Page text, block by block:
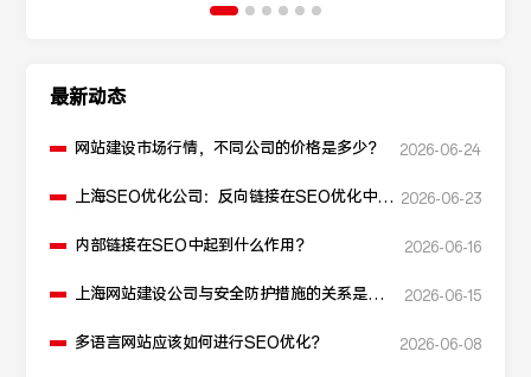
最新动态
网站建设市场行情，不同公司的价格是多少？ 2026-06-24
上海SEO优化公司：反向链接在SEO优化中起 2026-06-23
内部链接在SEO中起到什么作用？ 2026-06-16
上海网站建设公司与安全防护措施的关系是什
2026-06-15
多语言网站应该如何进行SEO优化？ 2026-06-08